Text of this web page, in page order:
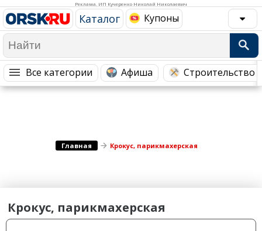
Реклама. ИП Кучеренко Николай Николаевич
Каталог Купоны
Все категории Афиша Строительство
Красота Косметология
Медицина Здоровье
Гостиницы
Администрация
Промышленность
Городское хозяйство
Главная Крокус, парикмахерская
Крокус, парикмахерская